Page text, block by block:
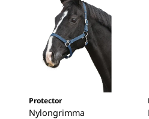
Protector
Nylongrimma